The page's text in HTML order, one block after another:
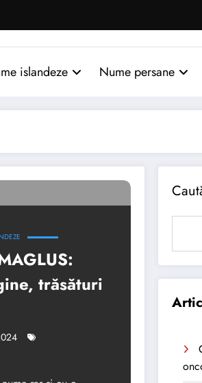
islandeze Nume persane
trăsături